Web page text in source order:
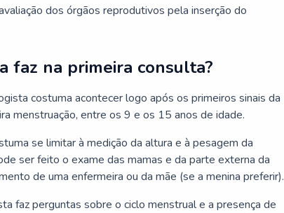
dos órgãos reprodutivos pela inserção do
faz na primeira consulta?
costuma acontecer logo após os primeiros sinais da
menstruação, entre os 9 e os 15 anos de idade.
se limitar à medição da altura e à pesagem da
ser feito o exame das mamas e da parte externa da
de uma enfermeira ou da mãe (se a menina preferir).
faz perguntas sobre o ciclo menstrual e a presença de